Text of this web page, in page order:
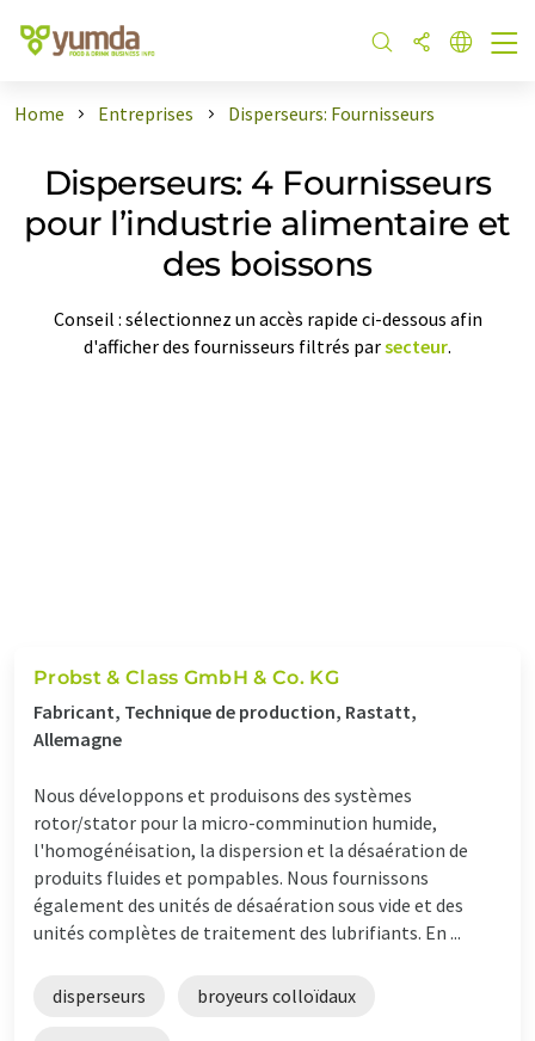
Home Entreprises Disperseurs: Fournisseurs
Disperseurs: 4 Fournisseurs
pour l’industrie alimentaire et
des boissons
Conseil : sélectionnez un accès rapide ci-dessous afin
d'afficher des fournisseurs filtrés parsecteur.
Probst & Class GmbH & Co. KG
Fabricant, Technique de production, Rastatt,
Allemagne
Nous développons et produisons des systèmes
rotor/stator pour la micro-comminution humide,
l'homogénéisation, la dispersion et la désaération de
produits fluides et pompables. Nous fournissons
également des unités de désaération sous vide et des
unités complètes de traitement des lubrifiants. En ...
disperseurs broyeurs colloïdaux